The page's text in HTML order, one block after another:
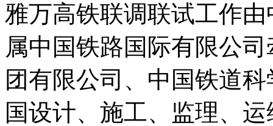
雅万高铁联调联试工作
属中国铁路国际有限公
团有限公司、中国铁道
国设计、施工、监理、